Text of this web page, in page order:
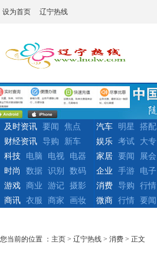
设为首页 辽宁热线
及时资讯 要闻
焦点
财经资讯
导购 新车
汽车 明星 搭配
娱乐
考试 大专
科技
电脑 电视
电器
时尚
数据 识别 数码
家居 要闻 展会
企业
手游 电子
游戏
商业 游记
摄影
商讯
衣服 商家 画妆
消费 导购 行情
微商
行情 要闻
您当前的位置 ： 主页 > 辽宁热线 > 消费 > 正文